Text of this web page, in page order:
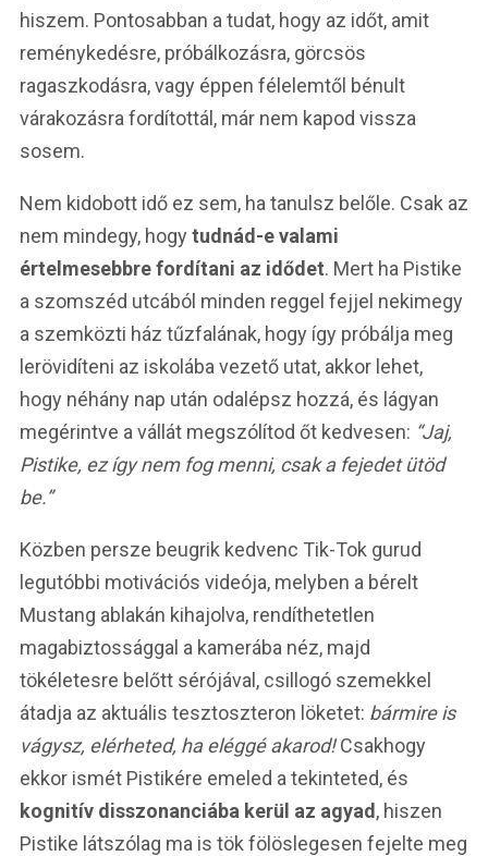
hiszem. Pontosabban a tudat, hogy az időt, amit
reménykedésre, próbálkozásra, görcsös
ragaszkodásra, vagy éppen félelemtől bénult
várakozásra fordítottál, már nem kapod vissza
sosem.
Nem kidobott idő ez sem, ha tanulsz belőle. Csak az
nem mindegy, hogy tudnád-e valami
értelmesebbre fordítani az idődet. Mert ha Pistike
a szomszéd utcából minden reggel fejjel nekimegy
a szemközti ház tűzfalának, hogy így próbálja meg
lerövidíteni az iskolába vezető utat, akkor lehet,
hogy néhány nap után odalépsz hozzá, és lágyan
megérintve a vállát megszólítod őt kedvesen: “Jaj,
Pistike, ez így nem fog menni, csak a fejedet ütöd
be.”
Közben persze beugrik kedvenc Tik-Tok gurud
legutóbbi motivációs videója, melyben a bérelt
Mustang ablakán kihajolva, rendíthetetlen
magabiztossággal a kamerába néz, majd
tökéletesre belőtt sérójával, csillogó szemekkel
átadja az aktuális tesztoszteron löketet: bármire is
vágysz, elérheted, ha eléggé akarod!Csakhogy
ekkor ismét Pistikére emeled a tekinteted, és
kognitív disszonanciába kerül az agyad , hiszen
Pistike látszólag ma is tök fölöslegesen fejelte meg